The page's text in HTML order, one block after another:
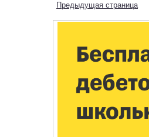
Предыдущая страница